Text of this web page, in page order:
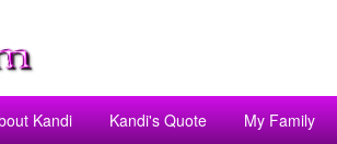
Kandi Kandi's Quote My Family